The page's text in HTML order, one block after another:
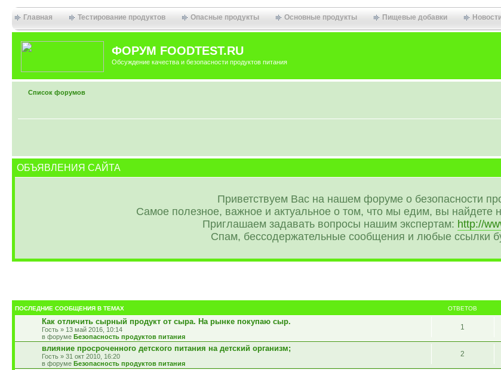
Главная Тестирование продуктов Опасные продукты Основные продукты Пищевые добавки
ФОРУМ FOODTEST.RU
Обсуждение качества и безопасности продуктов питания
Список форумов
ОБЪЯВЛЕНИЯ САЙТА
Приветствуем Вас на нашем форуме о безопасности
Самое полезное, важное и актуальное о том, что мы едим, вы найдете
Приглашаем задавать вопросы нашим экспертам: http://
Спам, бессодержательные сообщения и любые ссылки
ПОСЛЕДНИЕ СООБЩЕНИЯ В ТЕМАХ ОТВЕТОВ
Как отличить сырный продукт от сыра. На рынке покупаю сыр.
Гость » 13 май 2016, 10:14
в форуме Безопасность продуктов питания
1
влияние просроченного детского питания на детский организм;
Гость » 31 окт 2010, 16:20
в форуме Безопасность продуктов питания
2